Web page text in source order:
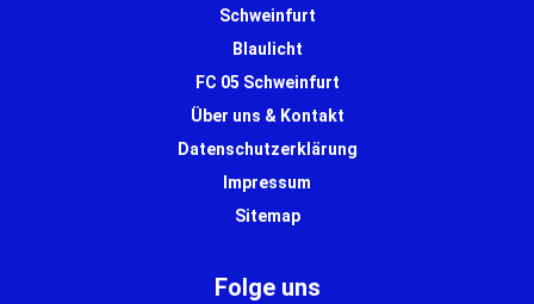
Schweinfurt
Blaulicht
FC 05 Schweinfurt
Über uns & Kontakt
Datenschutzerklärung
Impressum
Sitemap
Folge uns